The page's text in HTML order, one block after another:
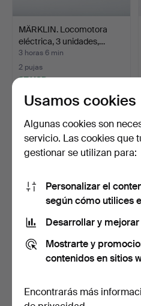
MÄRKLIN. Locomotora
eléctrica, 3 unidades,…
3 horas 6 min
2 pujas
37 USD
TEATRO DE MARIONETAS,
"EJ BLOT TIL LYST", …
Usamos cookies
Algunas cookies son
servicio. Las cookies que
gestionar se utilizan para:
Personalizar el
según cómo utilices
Desarrollar y
Mostrarte y
contenidos en sitios
Encontrarás más